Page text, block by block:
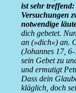
ist sehr treffend:
Versuchungen
notwendige
dich gebetet.
an (»dich«) an.
(Johannes 17,
sein Gebet zu
und ermutigt
Dass dein
kläglich, doch